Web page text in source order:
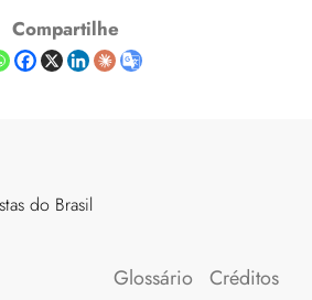
Compartilhe
do Brasil
Glossário Créditos